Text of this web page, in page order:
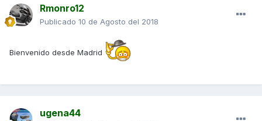
Rmonro12
Publicado 10 de Agosto del 2018
Bienvenido desde Madrid
ugena44